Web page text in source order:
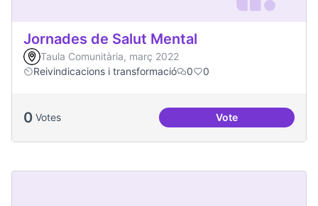
Jornades de Salut Mental
Taula Comunitària, març 2022
Reivindicacions i transformació
0 0
0 Votes VoteJornades de Salut